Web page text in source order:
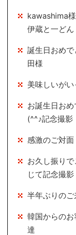
kawashima
伊蔵と一どん
誕生日おめ
田様
美味しいが
お誕生日お
(^^♪記念撮影
感激のご対
お久し振り
じて記念撮影
半年ぶりの
韓国からの
達